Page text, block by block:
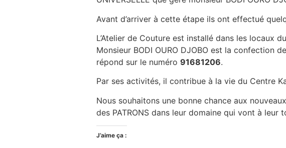
Avant d’arriver à cette étape ils ont effectué
L’Atelier de Couture est installé dans les locaux
Monsieur BODI OURO DJOBO est la confection
répond sur le numéro 91681206.
Par ses activités, il contribue à la vie du Centre
Nous souhaitons une bonne chance aux
des PATRONS dans leur domaine qui vont à leur
J’aime ça :